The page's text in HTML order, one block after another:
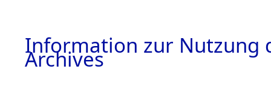
Information zur Nutzung
Archives